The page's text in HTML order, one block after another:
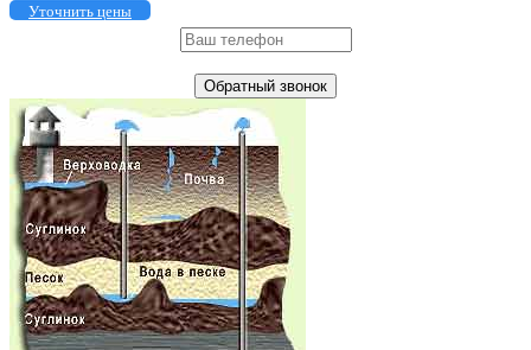
Уточнить цены